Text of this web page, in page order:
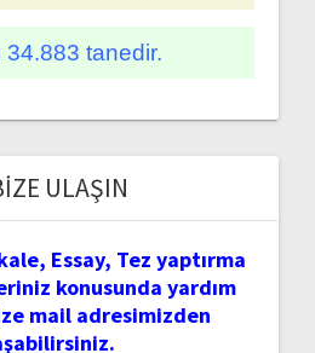
34.883 tanedir.
ULAŞIN
Essay, Tez yaptırma
konusunda yardım
mail adresimizden